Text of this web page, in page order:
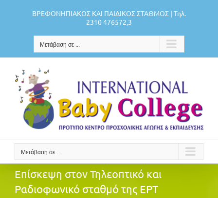
ΒΡΕΦΟΝΗΠΙΑΚΟΣ ΚΑΙ ΠΑΙΔΙΚΟΣ ΣΤΑΘΜΟΣ | Τηλ.
2310 476572,3
Μετάβαση σε ...
Μετάβαση σε ...
Επίσκεψη στον Τηλεοπτικό και
Ραδιοφωνικό σταθμό της ΕΡΤ